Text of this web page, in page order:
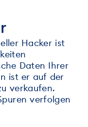
Hacker ist
Daten Ihrer
ist er auf der
verkaufen.
verfolgen